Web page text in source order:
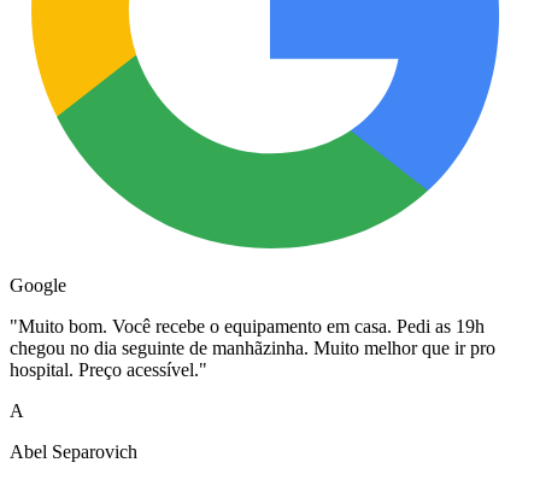
Google
"Muito bom. Você recebe o equipamento em casa. Pedi as 19h
chegou no dia seguinte de manhãzinha. Muito melhor que ir pro
hospital. Preço acessível."
A
Abel Separovich